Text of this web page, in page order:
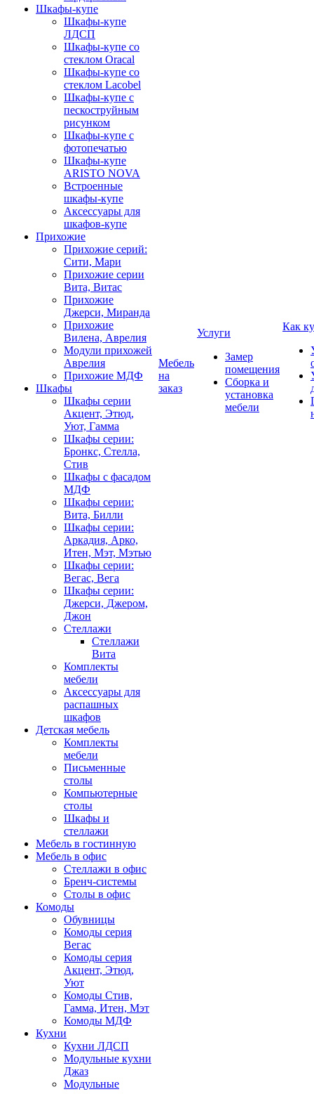
Шкафы-купе
Шкафы-купе
ЛДСП
Шкафы-купе со
стеклом Oracal
Шкафы-купе со
стеклом Lacobel
Шкафы-купе с
пескоструйным
рисунком
Шкафы-купе с
фотопечатью
Шкафы-купе
ARISTO NOVA
Встроенные
шкафы-купе
Аксессуары для
шкафов-купе
Прихожие
Прихожие серий:
Сити, Мари
Прихожие серии
Вита, Витас
Прихожие
Джерси, Миранда
Прихожие
Вилена, Аврелия
Модули прихожей
Аврелия
Прихожие МДФ
Шкафы
Шкафы серии
Акцент, Этюд,
Уют, Гамма
Шкафы серии:
Бронкс, Стелла,
Стив
Шкафы с фасадом
МДФ
Шкафы серии:
Вита, Билли
Шкафы серии:
Аркадия, Арко,
Итен, Мэт, Мэтью
Шкафы серии:
Вегас, Вега
Шкафы серии:
Джерси, Джером,
Джон
Стеллажи
Стеллажи
Вита
Комплекты
мебели
Аксессуары для
распашных
шкафов
Детская мебель
Комплекты
мебели
Письменные
столы
Компьютерные
столы
Шкафы и
стеллажи
Мебель в гостинную
Мебель в офис
Стеллажи в офис
Бренч-системы
Столы в офис
Комоды
Обувницы
Комоды серия
Вегас
Комоды серия
Акцент, Этюд,
Уют
Комоды Стив,
Гамма, Итен, Мэт
Комоды МДФ
Кухни
Кухни ЛДСП
Модульные кухни
Джаз
Модульные
Мебель
на
заказ
Услуги
Замер
помещения
Сборка и
установка
мебели
Как